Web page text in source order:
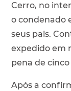
Cerro, no
o condenado
seus pais.
expedido em
pena de
Após a